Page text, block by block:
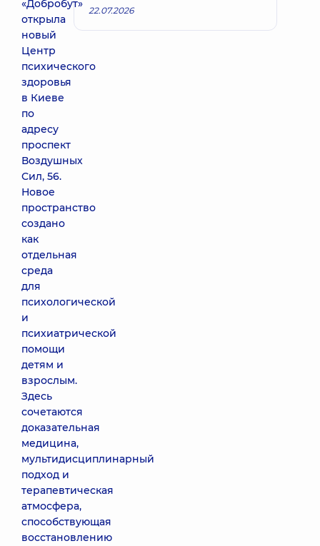
«Добробут»
открыла
новый
Центр
психического
здоровья
в Киеве
по
адресу
проспект
Воздушных
Сил, 56.
Новое
пространство
создано
как
отдельная
среда
для
психологической
и
психиатрической
помощи
детям и
взрослым.
Здесь
сочетаются
доказательная
медицина,
мультидисциплинарный
подход и
терапевтическая
атмосфера,
способствующая
восстановлению
22.07.2026